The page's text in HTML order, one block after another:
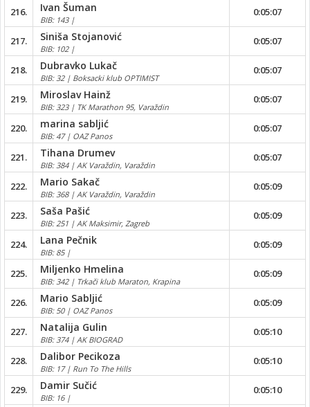
216. Ivan Šuman
BIB: 143 |
0:05:07
217. Siniša Stojanović
BIB: 102 |
0:05:07
218. Dubravko Lukač
BIB: 32 | Boksacki klub OPTIMIST
0:05:07
219. Miroslav Hainž
BIB: 323 | TK Marathon 95, Varaždin
0:05:07
220. marina sabljić
BIB: 47 | OAZ Panos
0:05:07
221. Tihana Drumev
BIB: 384 | AK Varaždin, Varaždin
0:05:07
222. Mario Sakač
BIB: 368 | AK Varaždin, Varaždin
0:05:09
223. Saša Pašić
BIB: 251 | AK Maksimir, Zagreb
0:05:09
224. Lana Pečnik
BIB: 85 |
0:05:09
225. Miljenko Hmelina
BIB: 342 | Trkači klub Maraton, Krapina
0:05:09
226. Mario Sabljić
BIB: 50 | OAZ Panos
0:05:09
227. Natalija Gulin
BIB: 374 | AK BIOGRAD
0:05:10
228. Dalibor Pecikoza
BIB: 17 | Run To The Hills
0:05:10
229. Damir Sučić
BIB: 16 |
0:05:10